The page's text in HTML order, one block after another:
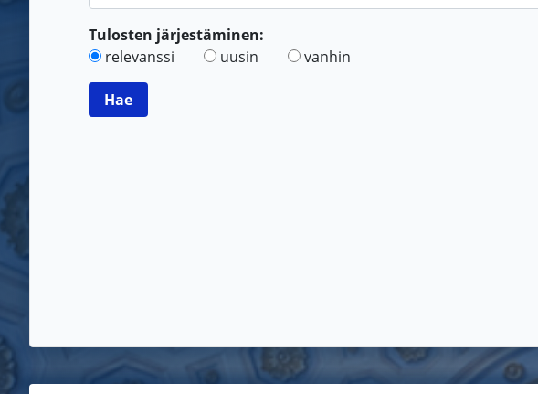
Tulosten järjestäminen:
relevanssi
uusin vanhin